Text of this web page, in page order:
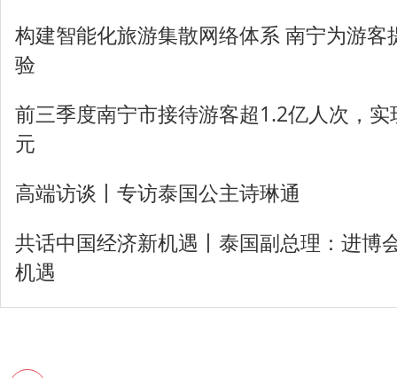
构建智能化旅游集散网络体系 南宁为游客
验
前三季度南宁市接待游客超1.2亿人次，
元
高端访谈丨专访泰国公主诗琳通
共话中国经济新机遇丨泰国副总理：进博
机遇